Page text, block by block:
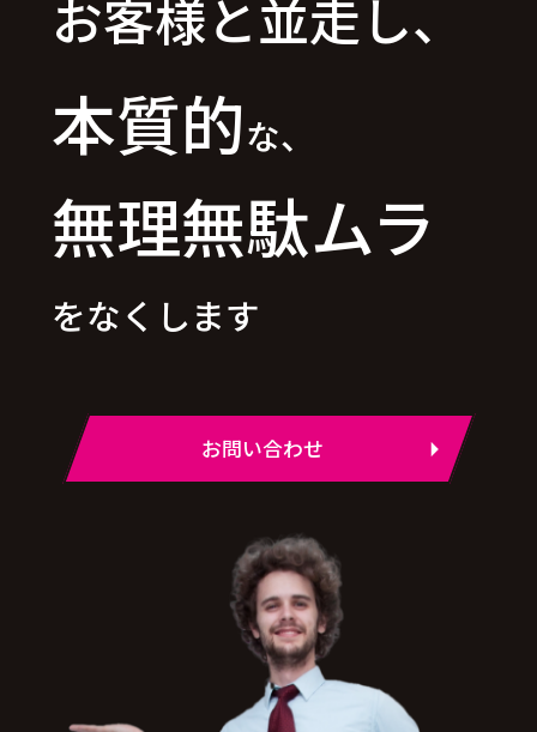
お客様と並走し、
本質的な、
無理無駄ムラ
をなくします
お問い合わせ